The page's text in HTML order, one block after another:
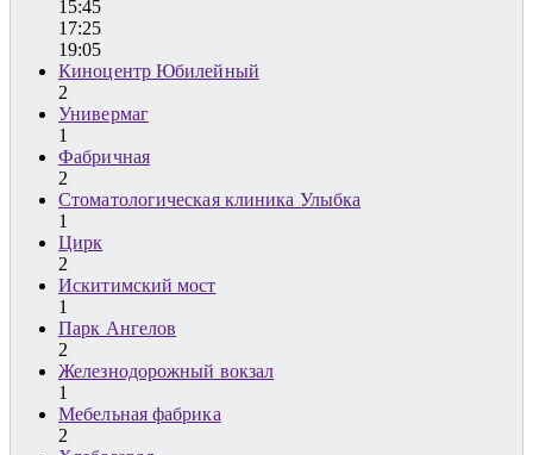
15:45
17:25
19:05
Киноцентр Юбилейный
2
Универмаг
1
Фабричная
2
Стоматологическая клиника Улыбка
1
Цирк
2
Искитимский мост
1
Парк Ангелов
2
Железнодорожный вокзал
1
Мебельная фабрика
2